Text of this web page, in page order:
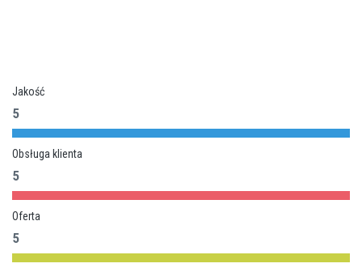
Jakość
5
Obsługa klienta
5
Oferta
5